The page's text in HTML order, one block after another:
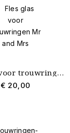
Fles glas voor trouwringen Mr and Mrs
€ 20,00